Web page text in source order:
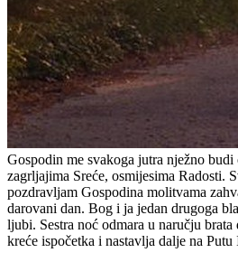
Gospodin me svakoga jutra nježno
zagrljajima Sreće, osmijesima Radosti.
pozdravljam Gospodina molitvama
darovani dan. Bog i ja jedan drugoga
ljubi. Sestra noć odmara u naručju
kreće ispočetka i nastavlja dalje na